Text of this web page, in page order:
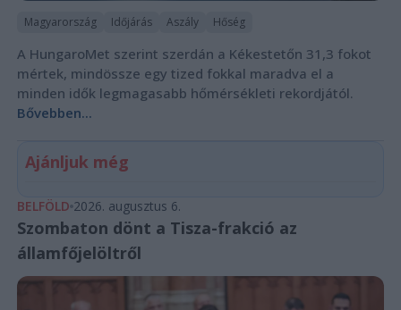
Magyarország Időjárás Aszály Hőség
A HungaroMet szerint szerdán a Kékestetőn 31,3 fokot
mértek, mindössze egy tized fokkal maradva el a
minden idők legmagasabb hőmérsékleti rekordjától.
Bővebben...
Ajánljuk még
BELFÖLD 2026. augusztus 6.
Szombaton dönt a Tisza-frakció az
államfőjelöltről